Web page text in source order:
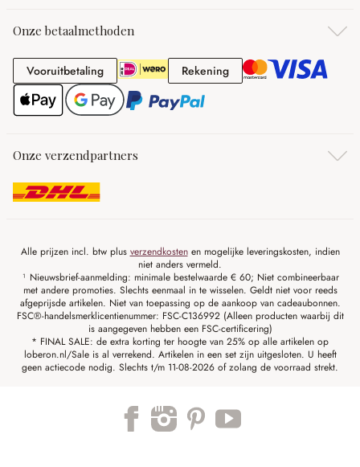
Onze betaalmethoden
VooruitbetalingVooruitbetaling RekeningRekening
Onze verzendpartners
Alle prijzen incl. btw plus verzendkostenen mogelijke leveringskosten, indien
niet anders vermeld.
¹ Nieuwsbrief-aanmelding: minimale bestelwaarde € 60; Niet combineerbaar
met andere promoties. Slechts eenmaal in te wisselen. Geldt niet voor reeds
afgeprijsde artikelen. Niet van toepassing op de aankoop van cadeaubonnen.
FSC®-handelsmerklicentienummer: FSC-C136992 (Alleen producten waarbij dit
is aangegeven hebben een FSC-certificering)
* FINAL SALE: de extra korting ter hoogte van 25% op alle artikelen op
loberon.nl/Sale is al verrekend. Artikelen in een set zijn uitgesloten. U heeft
geen actiecode nodig. Slechts t/m 11-08-2026 of zolang de voorraad strekt.